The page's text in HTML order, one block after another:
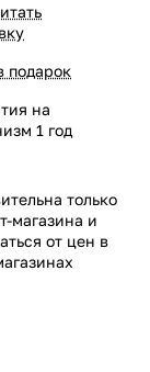
подарок
на
1 год
только
магазина и
от цен в